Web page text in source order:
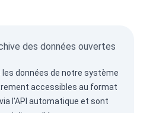
des données ouvertes
les données de notre système
accessibles au format
l'API automatique et sont